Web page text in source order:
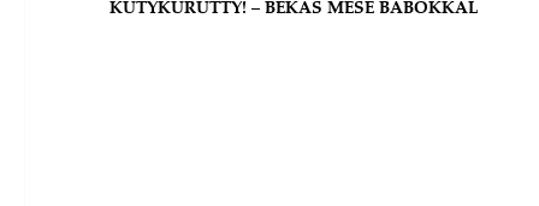
KUTYKURUTTY! – BÉKÁS MESE BÁBOKKAL